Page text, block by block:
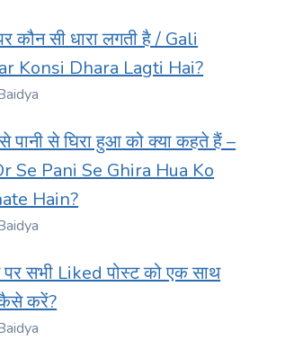
कौन सी धारा लगती है / Gali
Konsi Dhara Lagti Hai?
पानी से घिरा हुआ को क्या कहते हैं –
Se Pani Se Ghira Hua Ko
Hain?
पर सभी Liked पोस्ट को एक साथ
करें?